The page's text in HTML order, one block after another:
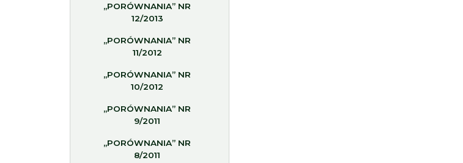
„PORÓWNANIA” NR
12/2013
„PORÓWNANIA” NR
11/2012
„PORÓWNANIA” NR
10/2012
„PORÓWNANIA” NR
9/2011
„PORÓWNANIA” NR
8/2011